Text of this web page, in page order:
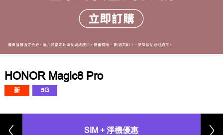
HONOR Magic8 Pro
新 5G
SIM + 淨機優惠